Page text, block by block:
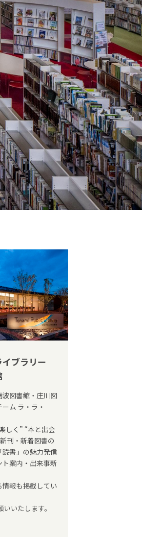
イブラリー
図書館・庄川図
ム ラ・ラ・
しく” “本と出会
刊・新着図書の
書」の魅力発信
案内・出来事新
報も掲載してい
いたします。